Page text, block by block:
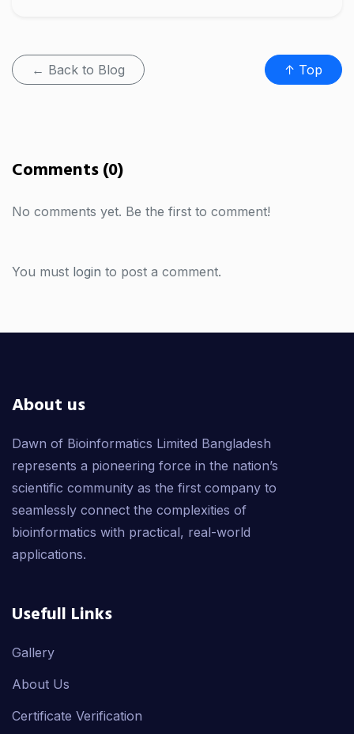
← Back to Blog ↑ Top
Comments (0)
No comments yet. Be the first to comment!
You must login to post a comment.
About us
Dawn of Bioinformatics Limited Bangladesh
represents a pioneering force in the nation’s
scientific community as the first company to
seamlessly connect the complexities of
bioinformatics with practical, real-world
applications.
Usefull Links
Gallery
About Us
Certificate Verification